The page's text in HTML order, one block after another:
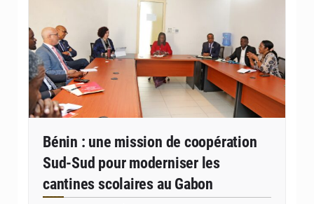
Bénin : une mission de coopération
Sud-Sud pour moderniser les
cantines scolaires au Gabon